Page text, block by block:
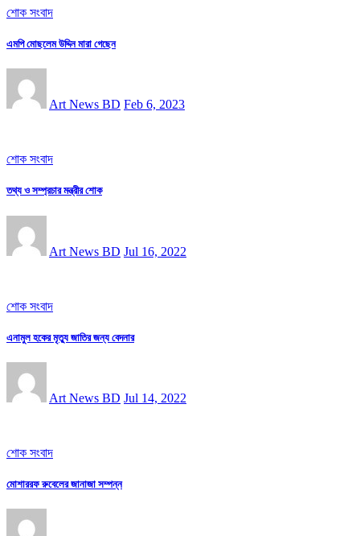
শোক সংবাদ
এমপি মোছলেম উদ্দিন মারা গেছেন
Art News BD Feb 6, 2023
শোক সংবাদ
তথ্য ও সম্প্রচার মন্ত্রীর শোক
Art News BD Jul 16, 2022
শোক সংবাদ
এনামুল হকের মৃত্যু জাতির জন্য বেদনার
Art News BD Jul 14, 2022
শোক সংবাদ
মোশাররফ রুবেলের জানাজা সম্পন্ন